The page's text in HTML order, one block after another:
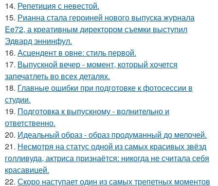
14. Репетиция с невестой.
15. Рианна стала героиней нового выпуска журнала
Ee72, а креативным директором съемки выступил
Эдвард эннинфул.
16. Асцендент в овне: стиль первой.
17. Выпускной вечер - момент, который хочется
запечатлеть во всех деталях.
18. Главные ошибки при подготовке к фотосессии в
студии.
19. Подготовка к выпускному - волнительно и
ответственно.
20. Идеальный образ - образ продуманный до мелочей.
21. Несмотря на статус одной из самых красивых звёзд
голливуда, актриса признаётся: никогда не считала себя
красавицей.
22. Скоро наступает один из самых трепетных моментов